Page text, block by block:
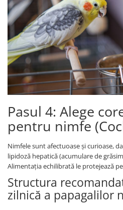
Pasul 4: Alege
pentru nimfe
Nimfele sunt afectuoase și curioase,
lipidoză hepatică (acumulare de
Alimentația echilibrată le protejează
Structura
zilnică a papagalilor